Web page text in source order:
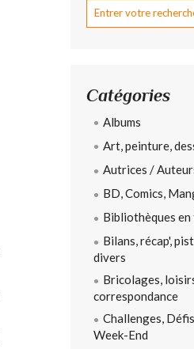
Catégories
Albums
Art, peinture,
Autrices /
BD, Comics,
Bibliothèques
Bilans, récap',
divers
Bricolages,
correspondance
Challenges,
Week-End